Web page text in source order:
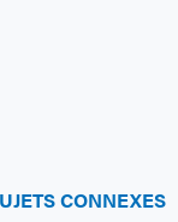
CONNEXES